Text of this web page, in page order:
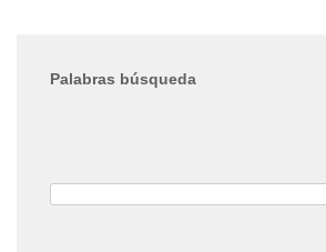
Palabras búsqueda